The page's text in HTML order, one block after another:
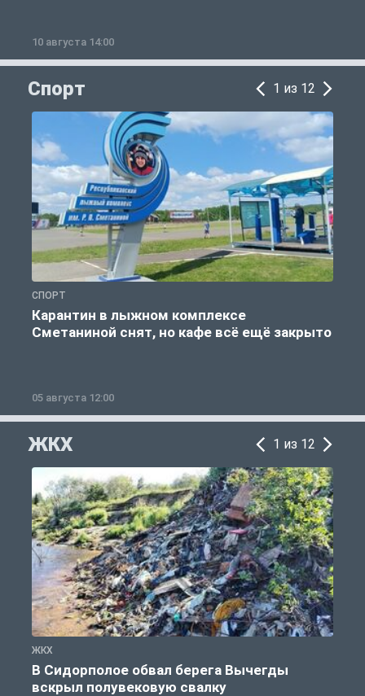
10 августа 14:00
Спорт 1 из 12
СПОРТ
Карантин в лыжном комплексе
Сметаниной снят, но кафе всё ещё закрыто
05 августа 12:00
ЖКХ 1 из 12
ЖКХ
В Сидорполое обвал берега Вычегды
вскрыл полувековую свалку